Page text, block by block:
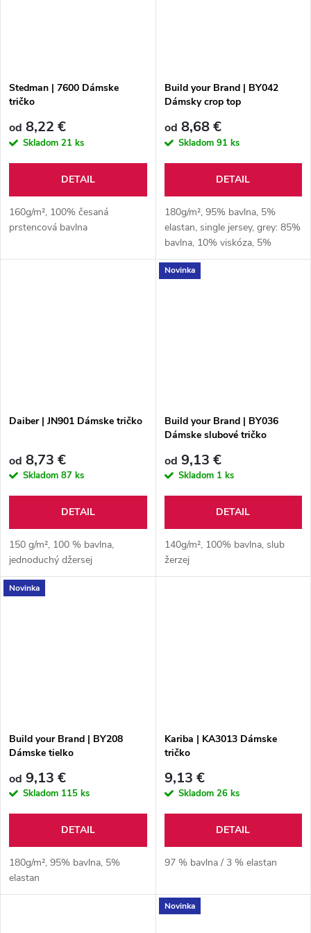
Stedman | 7600 Dámske
tričko
od 8,22 €
Skladom 21 ks
DETAIL
160g/m², 100% česaná
prstencová bavlna
Build your Brand | BY042
Dámsky crop top
od 8,68 €
Skladom 91 ks
DETAIL
180g/m², 95% bavlna, 5%
elastan, single jersey, grey: 85%
bavlna, 10% viskóza, 5%
elastan
Daiber | JN901 Dámske tričko
od 8,73 €
Skladom 87 ks
DETAIL
150 g/m², 100 % bavlna,
jednoduchý džersej
Novinka
Build your Brand | BY036
Dámske slubové tričko
od 9,13 €
Skladom 1 ks
DETAIL
140g/m², 100% bavlna, slub
žerzej
Novinka
Build your Brand | BY208
Dámske tielko
od 9,13 €
Skladom 115 ks
DETAIL
180g/m², 95% bavlna, 5%
elastan
Kariba | KA3013 Dámske
tričko
9,13 €
Skladom 26 ks
DETAIL
97 % bavlna / 3 % elastan
Novinka